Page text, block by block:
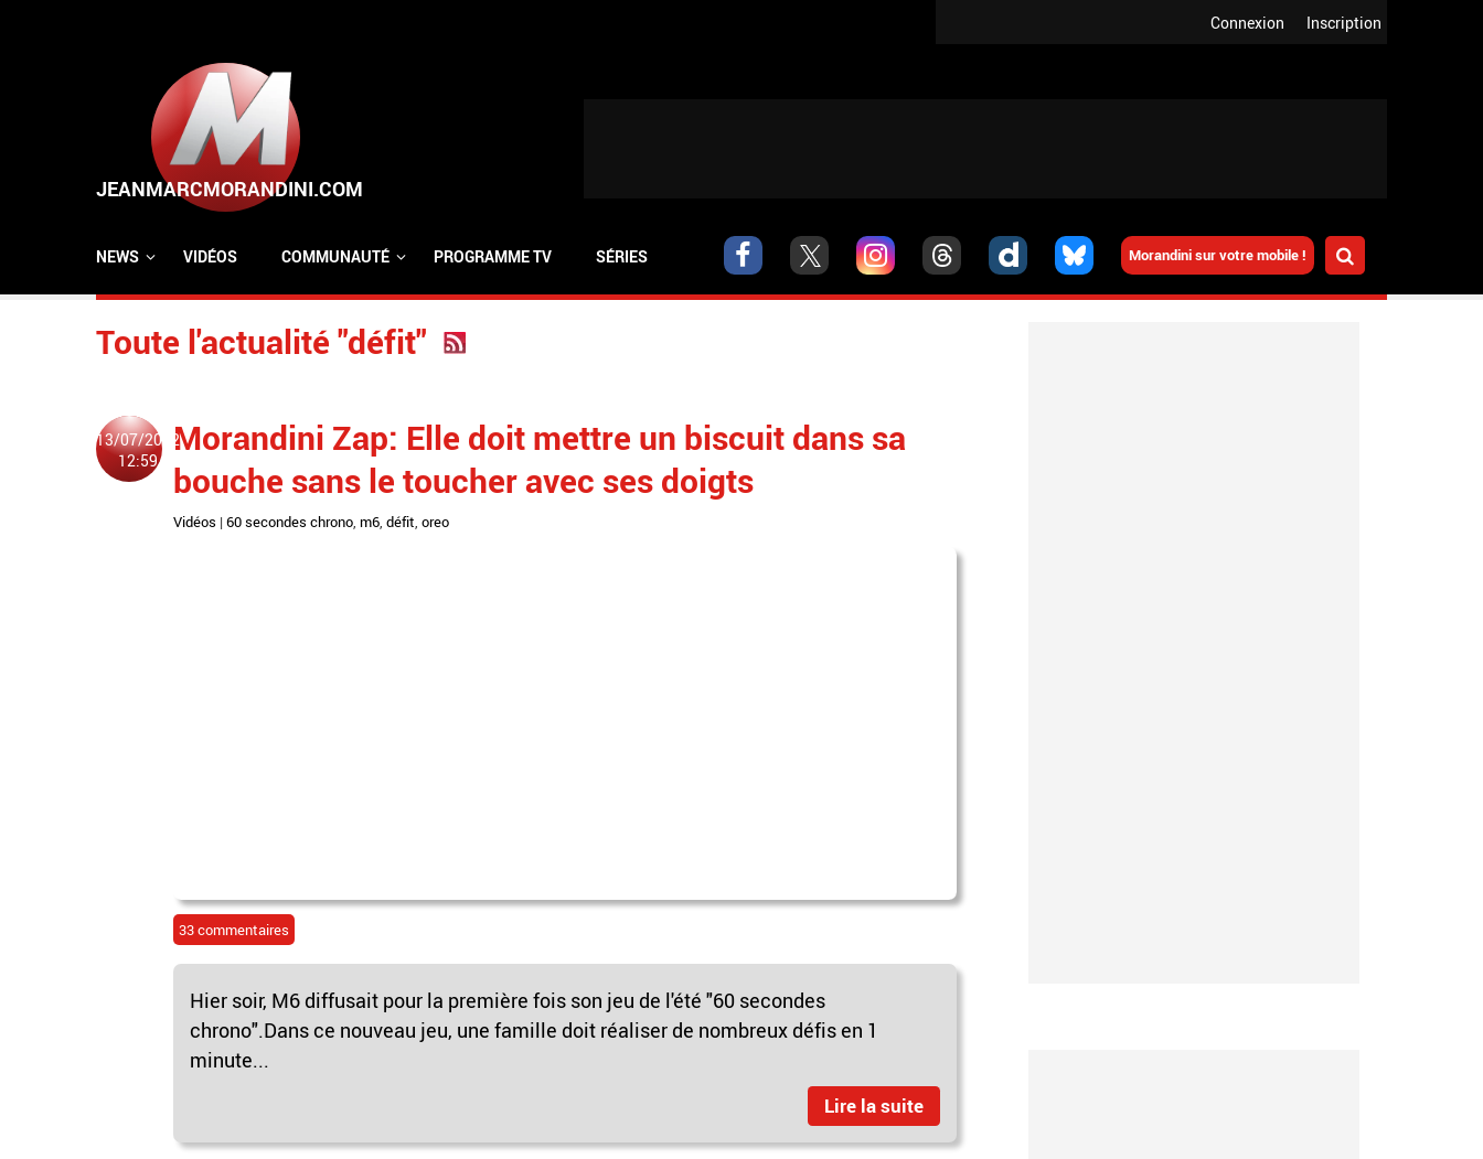
Inscription
Connexion
Morandini sur votre mobile !
NEWS VIDÉOS COMMUNAUTÉ PROGRAMME TV SÉRIES
Toute l'actualité "défit"
13/07/2012
12:59
Morandini Zap: Elle doit mettre un biscuit dans sa
bouche sans le toucher avec ses doigts
Vidéos | 60 secondes chrono, m6, défit, oreo
33 commentaires
Hier soir, M6 diffusait pour la première fois son jeu de l'été "60 secondes
chrono".Dans ce nouveau jeu, une famille doit réaliser de nombreux défis en 1
minute...
Lire la suite